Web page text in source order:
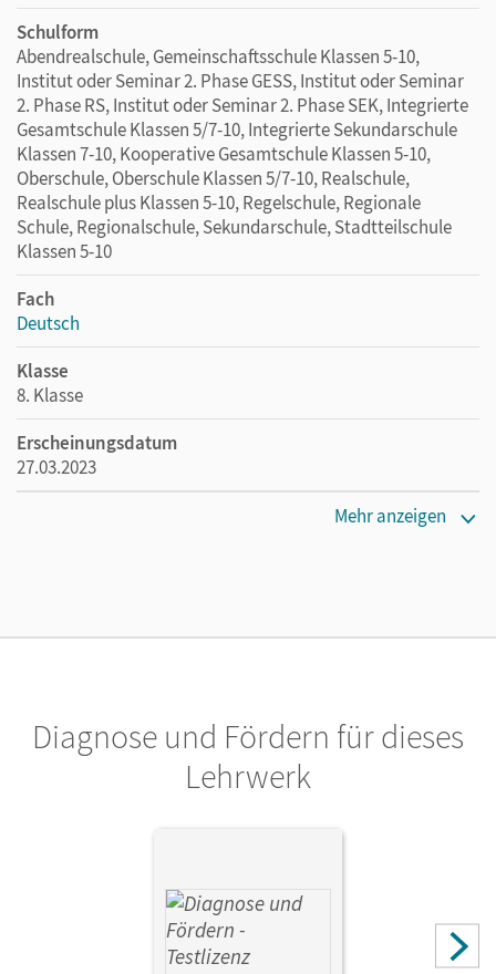
Videos (u. a. Erklärfilme)
Schulform
Abendrealschule, Gemeinschaftsschule Klassen 5-10,
Institut oder Seminar 2. Phase GESS, Institut oder Seminar
2. Phase RS, Institut oder Seminar 2. Phase SEK, Integrierte
Gesamtschule Klassen 5/7-10, Integrierte Sekundarschule
Klassen 7-10, Kooperative Gesamtschule Klassen 5-10,
Oberschule, Oberschule Klassen 5/7-10, Realschule,
Realschule plus Klassen 5-10, Regelschule, Regionale
Schule, Regionalschule, Sekundarschule, Stadtteilschule
Klassen 5-10
Fach
Deutsch
Klasse
8. Klasse
Erscheinungsdatum
27.03.2023
Mehr anzeigen
Diagnose und Fördern für dieses
Lehrwerk